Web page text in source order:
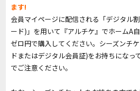
ます!
会員マイページに配信される「デジタル
ード)」を用いて『アルチケ』でホームA
ゼロ円で購入してください。シーズンチ
ドまたはデジタル会員証)をお持ちになっ
でご注意ください。